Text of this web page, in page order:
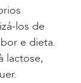
los de
e dieta.
lactose,